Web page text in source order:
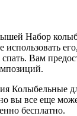
Набор
Вам
Колыбельные
вы все еще
бесплатно.